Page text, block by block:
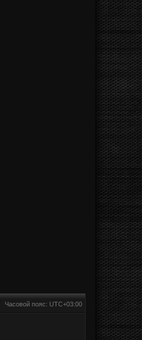
Часовой пояс: UTC+03:00